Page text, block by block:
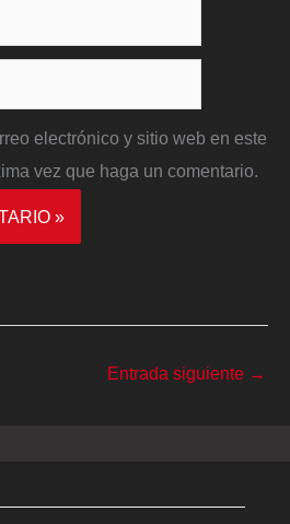
electrónico y sitio web en este
vez que haga un comentario.
Entrada siguiente →